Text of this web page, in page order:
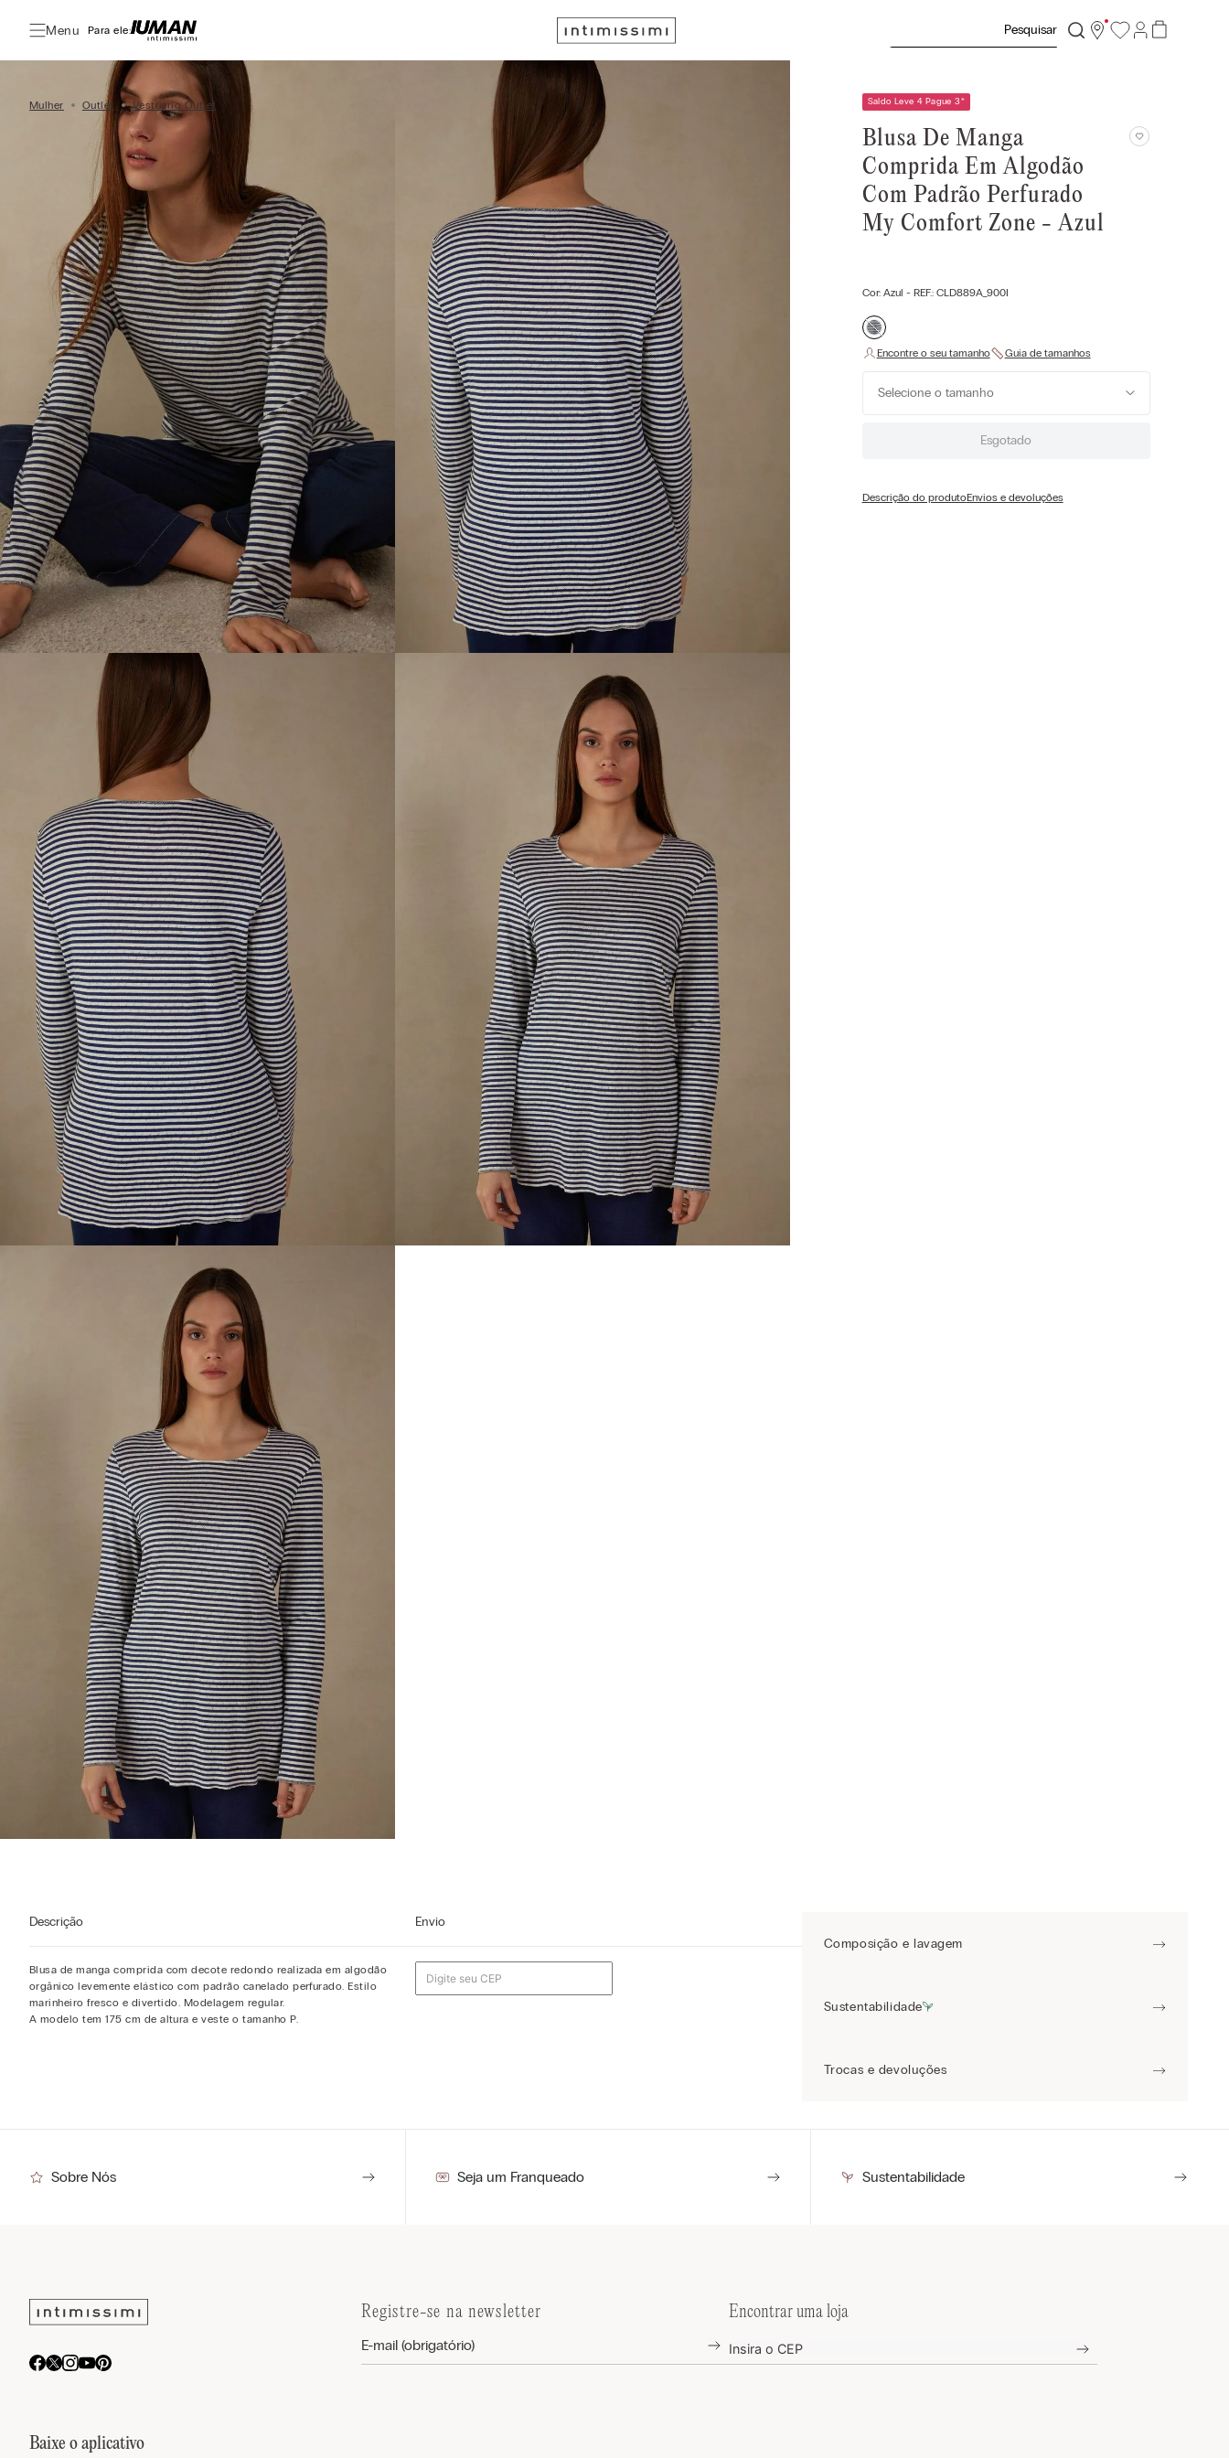
Menu Para ele:
Mulher Outlet Vestuário Outlet Saldo Leve 4 Pague 3*
Blusa De Manga
Comprida Em Algodão
Com Padrão Perfurado
My Comfort Zone - Azul
Cor: Azul - REF.: CLD889A_900I
Selecione o tamanho
Esgotado
Descrição do produtoEnvios e devoluções
Descrição
Blusa de manga comprida com decote redondo realizada em algodão
orgânico levemente elástico com padrão canelado perfurado. Estilo
marinheiro fresco e divertido. Modelagem regular.
A modelo tem 175 cm de altura e veste o tamanho P.
Envio
Composição e lavagem
Sustentabilidade
Trocas e devoluções
Sobre Nós Seja um Franqueado Sustentabilidade
Baixe o aplicativo
Registre-se na newsletter Encontrar uma loja